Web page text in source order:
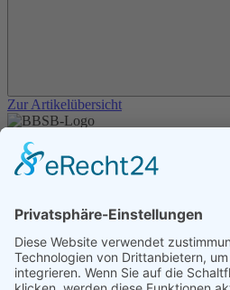
Zur Artikelübersicht
Unser Angebot
Shop
Datenschutz
Kontakt
Transparenzerklärung